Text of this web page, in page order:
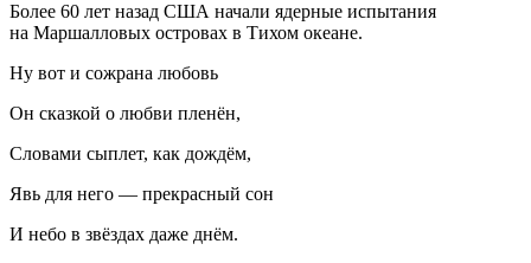
Более 60 лет назад США начали ядерные испытания
на Маршалловых островах в Тихом океане.
Ну вот и сожрана любовь
Он сказкой о любви пленён,
Словами сыплет, как дождём,
Явь для него — прекрасный сон
И небо в звёздах даже днём.